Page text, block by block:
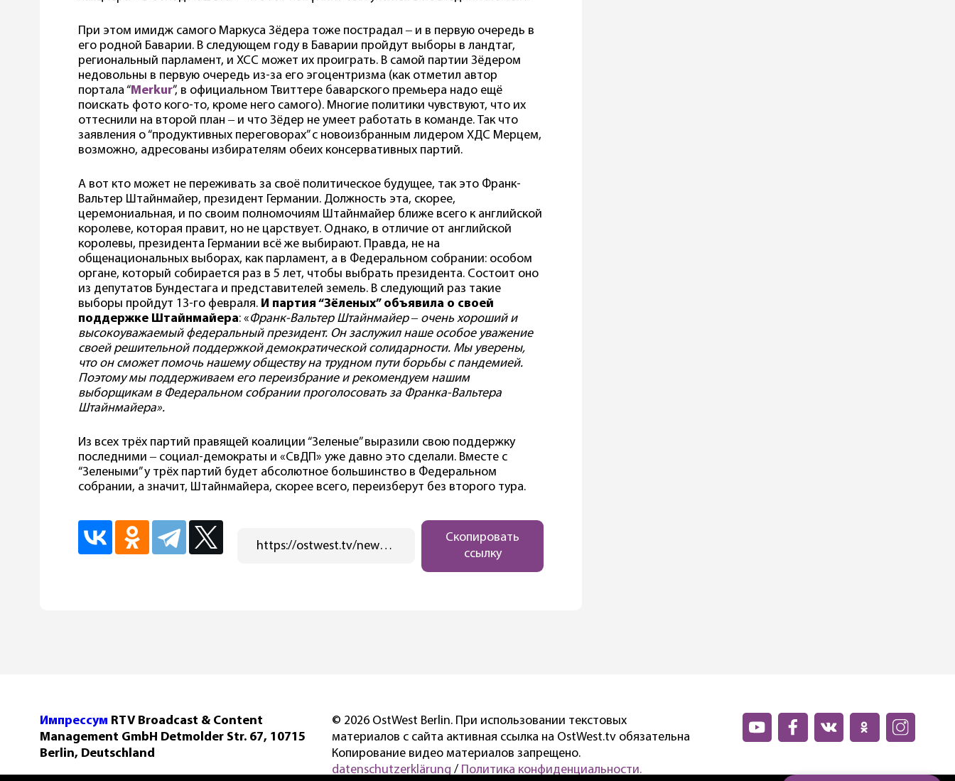
При этом имидж самого Маркуса Зёдера тоже пострадал ‒ и в первую очередь в
его родной Баварии. В следующем году в Баварии пройдут выборы в ландтаг,
региональный парламент, и ХСС может их проиграть. В самой партии Зёдером
недовольны в первую очередь из-за его эгоцентризма (как отметил автор
портала “Merkur”, в официальном Твиттере баварского премьера надо ещё
поискать фото кого-то, кроме него самого). Многие политики чувствуют, что их
оттеснили на второй план ‒ и что Зёдер не умеет работать в команде. Так что
заявления о “продуктивных переговорах” с новоизбранным лидером ХДС Мерцем,
возможно, адресованы избирателям обеих консервативных партий.
А вот кто может не переживать за своё политическое будущее, так это Франк-
Вальтер Штайнмайер, президент Германии. Должность эта, скорее,
церемониальная, и по своим полномочиям Штайнмайер ближе всего к английской
королеве, которая правит, но не царствует. Однако, в отличие от английской
королевы, президента Германии всё же выбирают. Правда, не на
общенациональных выборах, как парламент, а в Федеральном собрании: особом
органе, который собирается раз в 5 лет, чтобы выбрать президента. Состоит оно
из депутатов Бундестага и представителей земель. В следующий раз такие
выборы пройдут 13-го февраля. И партия “Зёленых” объявила о своей
поддержке Штайнмайера: «Франк-Вальтер Штайнмайер ‒ очень хороший и
высокоуважаемый федеральный президент. Он заслужил наше особое уважение
своей решительной поддержкой демократической солидарности. Мы уверены,
что он сможет помочь нашему обществу на трудном пути борьбы с пандемией.
Поэтому мы поддерживаем его переизбрание и рекомендуем нашим
выборщикам в Федеральном собрании проголосовать за Франка-Вальтера
Штайнмайера».
Из всех трёх партий правящей коалиции “Зеленые” выразили свою поддержку
последними ‒ социал-демократы и «СвДП» уже давно это сделали. Вместе с
“Зелеными” у трёх партий будет абсолютное большинство в Федеральном
собрании, а значит, Штайнмайера, скорее всего, переизберут без второго тура.
https://ostwest.tv/news/hds-i-hss-zakljuchili-novyj-sojuz/
Скопировать
ссылку
Импрессум RTV Broadcast & Content
Management GmbH Detmolder Str. 67, 10715
Berlin, Deutschland
© 2026 OstWest Berlin. При использовании текстовых
материалов с сайта активная ссылка на OstWest.tv обязательна
Копирование видео материалов запрещено.
datenschutzerklärung / Политика конфиденциальности.